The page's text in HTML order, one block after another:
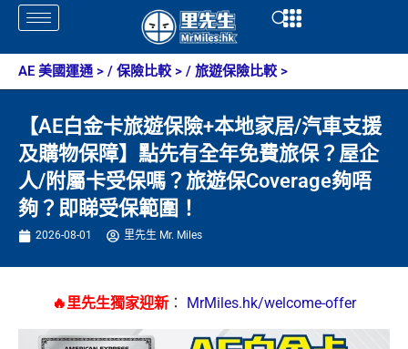
Skip
content
Open
AE 美國運通 > / 保險比較 > / 旅遊保險比較 >
【AE白金卡旅遊保險+本地家居/汽車支援
及購物保障】點先有全年免費旅保？屋企
人/附屬卡受保嗎？旅遊保Coverage夠唔
夠？即睇受保範圍！
2026-08-01 里先生 Mr. Miles
🔥里先生獨家迎新 ： MrMiles.hk/welcome-offer